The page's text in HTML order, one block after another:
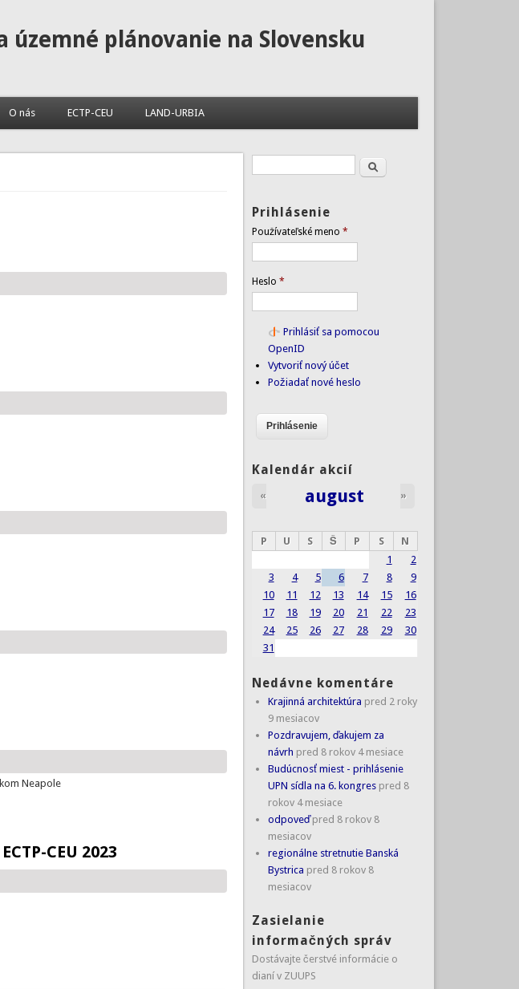
územné plánovanie na Slovensku
O nás ECTP-CEU LAND-URBIA
Neapole
CEU 2023
Vyhľadávanie
Hľadať
Prihlásenie
Používateľské meno *
Heslo *
Prihlásiť sa pomocou
OpenID
Vytvoriť nový účet
Požiadať nové heslo
Kalendár akcií
august
« »
P U S Š P S
N
1
2
3
4 5 6 7 8
9
10
11 12 13 14 15
16
17
18 19 20 21 22
23
24
25 26 27 28 29
30
31
Nedávne komentáre
Krajinná architektúra pred 2 roky
9 mesiacov
Pozdravujem, ďakujem za
návrh pred 8 rokov 4 mesiace
Budúcnosť miest - prihlásenie
UPN sídla na 6. kongres pred 8
rokov 4 mesiace
odpoveď pred 8 rokov 8
mesiacov
regionálne stretnutie Banská
Bystrica pred 8 rokov 8
mesiacov
Zasielanie
informačných správ
Dostávajte čerstvé informácie o
dianí v ZUUPS